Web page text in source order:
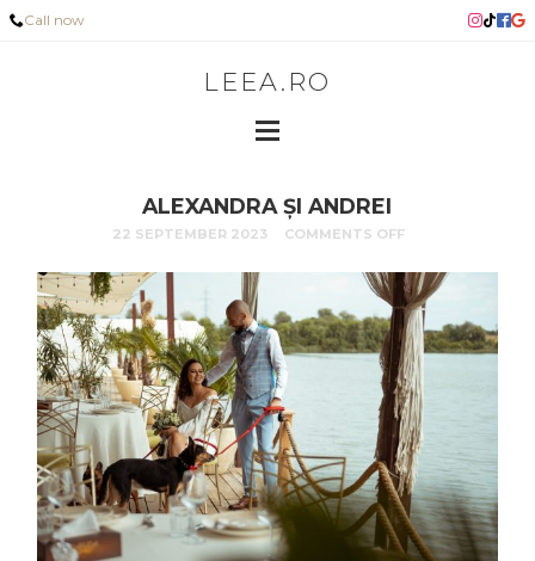
Call now
LEEA.RO
ALEXANDRA ȘI ANDREI
22 SEPTEMBER 2023 COMMENTS OFF